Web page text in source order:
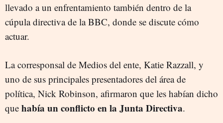
llevado a un enfrentamiento también dentro de la
cúpula directiva de la BBC, donde se discute cómo
actuar.
La corresponsal de Medios del ente, Katie Razzall, y
uno de sus principales presentadores del área de
política, Nick Robinson, afirmaron que les habían dicho
que había un conflicto en la Junta Directiva.